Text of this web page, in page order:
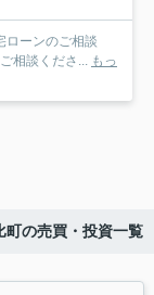
ローンのご相談
相談くださ... もっ
町の売買・投資一覧